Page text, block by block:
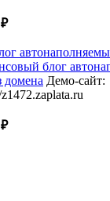
₽
блог
домена Демо-сайт:
₽